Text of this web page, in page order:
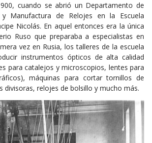
cuando se abrió un Departamento de
y Manufactura de Relojes en la Escuela
Nicolás. En aquel entonces era la única
Ruso que preparaba a especialistas en
vez en Rusia, los talleres de la escuela
instrumentos ópticos de alta calidad
para catalejos y microscopios, lentes para
máquinas para cortar tornillos de
divisoras, relojes de bolsillo y mucho más.